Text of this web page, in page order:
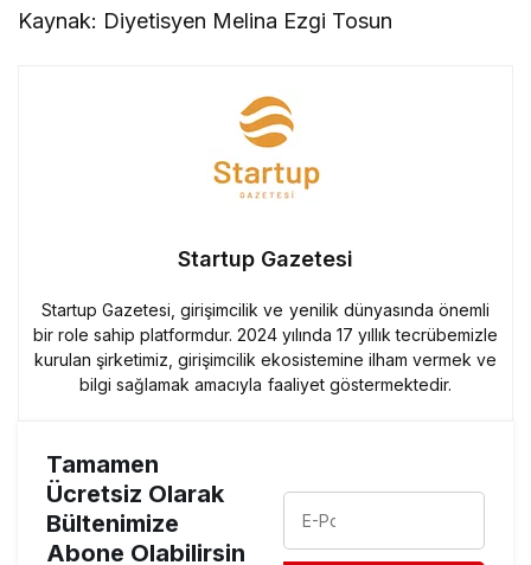
Kaynak: Diyetisyen Melina Ezgi Tosun
Startup Gazetesi
Startup Gazetesi, girişimcilik ve yenilik dünyasında önemli
bir role sahip platformdur. 2024 yılında 17 yıllık tecrübemizle
kurulan şirketimiz, girişimcilik ekosistemine ilham vermek ve
bilgi sağlamak amacıyla faaliyet göstermektedir.
Tamamen
Ücretsiz Olarak
Bültenimize
Abone Olabilirsin